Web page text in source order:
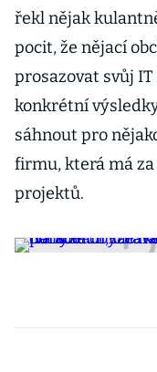
řekl nějak
pocit, že nějací
prosazovat svůj
konkrétní
sáhnout pro
firmu, která má
projektů.